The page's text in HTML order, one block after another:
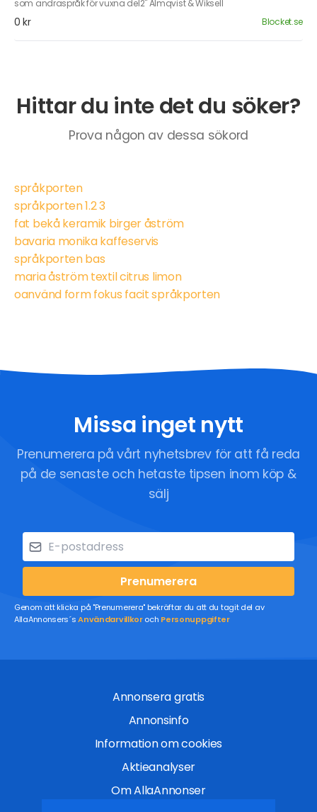
som andraspråk för vuxna del2" Almqvist & Wiksell
0 kr Blocket.se
Hittar du inte det du söker?
Prova någon av dessa sökord
språkporten
språkporten 1.2 3
fat bekå keramik birger åström
bavaria monika kaffeservis
språkporten bas
maria åström textil citrus limon
oanvänd form fokus facit språkporten
Missa inget nytt
Prenumerera på vårt nyhetsbrev för att få reda
på de senaste och hetaste tipsen inom köp &
sälj
Prenumerera
Genom att klicka på "Prenumerera" bekräftar du att du tagit del av
AllaAnnonsers´sAnvändarvillkoroch Personuppgifter
Annonsera gratis
Annonsinfo
Information om cookies
Aktieanalyser
Om AllaAnnonser